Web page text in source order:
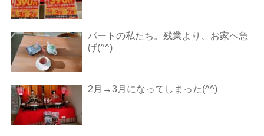
パートの私たち。残業より、お家へ急
げ(^^)
2月→3月になってしまった(^^)